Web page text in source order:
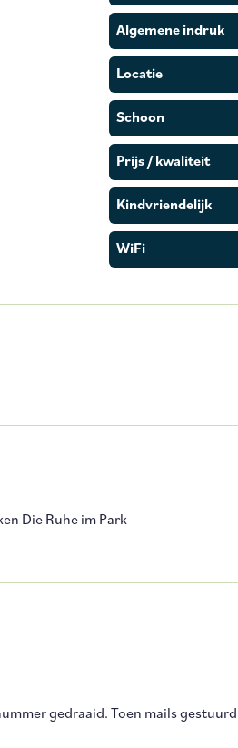
Algemene indruk
Locatie
Schoon
Prijs / kwaliteit
Kindvriendelijk
WiFi
Die Ruhe im Park
gedraaid. Toen mails